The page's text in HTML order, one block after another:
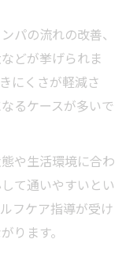
応するか判断す
べきかの考え
でない場合の違
体が与える影響
すく紹介
パの流れの改善、
どが挙げられま
にくさが軽減さ
るケースが多いで
や生活環境に合わ
て通いやすいとい
フケア指導が受け
ります。